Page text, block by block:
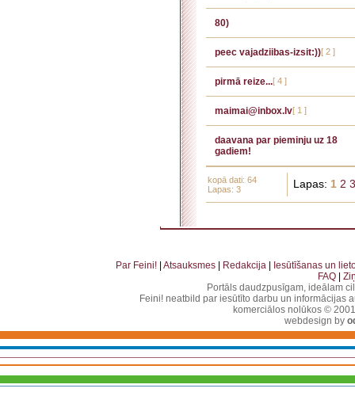
80)
peec vajadziibas-izsit:))[ 2 ]
pirmā reize...[ 4 ]
maimai@inbox.lv[ 1 ]
daavana par pieminju uz 18
gadiem!
kopā dati: 64
Lapas: 3
Lapas: 1 2 3
Par Feini! Atsauksmes Redakcija
Iesūtīšanas un
FAQ
Portāls daudzpusīgam, ideālam
Feini! neatbild par iesūtīto darbu un informācijas
komerciālos nolūkos ©
webdesign by